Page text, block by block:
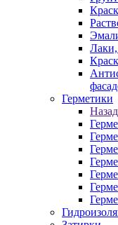
Герметики
Назад